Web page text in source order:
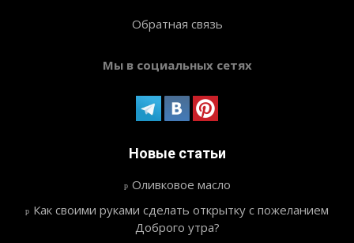
Обратная связь
Мы в социальных сетях
Новые статьи
Оливковое масло
Как своими руками сделать открытку с пожеланием
Доброго утра?